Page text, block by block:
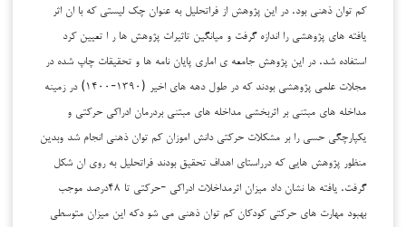
کم توان ذهنی بود. در این ‌‌پژوهش از فراتحلیل ‌‌به عنوان چک لیستی که ‌‌با ‌ان اثر
یافته های پژوهشی را اندازه گرفت و میانگین تاثیرات پژوهش ها ر ا تعیین کرد
استفاده شد. در این پژوهش جامعه ی اماری پایان نامه ها و تحقیقات چاپ شده در
مجلات علمی پژوهشی بودند که در طول دهه های اخیر (۱۳۹۰-۱۴۰۰) در زمینه
مداخله های مبتنی بر اثربخشی مداخله های مبتنی بردرمان ادراکی حرکتی و
یکپارچگی حسی را بر مشکلات حرکتی دانش اموزان کم توان ذهنی انجام شد وبدین
منظور پژوهش هایی که درراستای اهداف ‌‌تحقیق بودند ‌‌فراتحلیل به روی ان شکل
گرفت. یافته ها ‌‌نشان داد ‌‌میزان اثرمداخلات ادراکی -حرکتی تا ۴۸درصد ‌‌موجب
بهبود ‌‌مهارت های حرکتی کودکان کم توان ذهنی ‌‌می شو دکه این میزان ‌‌متوسطی